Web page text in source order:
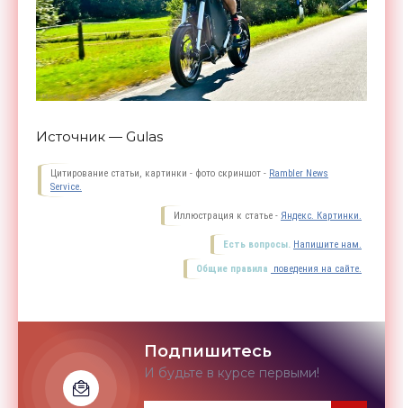
Источник — Gulas
Цитирование статьи, картинки - фото скриншот - Rambler News
Service.
Иллюстрация к статье - Яндекс. Картинки.
Есть вопросы. Напишите нам.
Общие правила поведения на сайте.
Подпишитесь
И будьте в курсе первыми!